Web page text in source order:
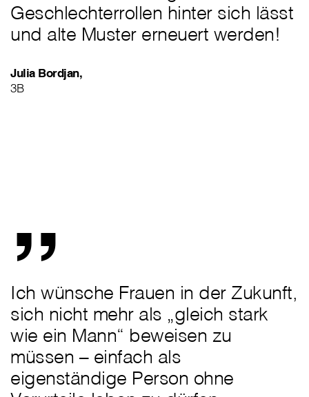
Geschlechterrollen hinter sich lässt
und alte Muster erneuert werden!
Julia Bordjan,
3B
„
Ich wünsche Frauen in der Zukunft,
sich nicht mehr als „gleich stark
wie ein Mann“ beweisen zu
müssen – einfach als
eigenständige Person ohne